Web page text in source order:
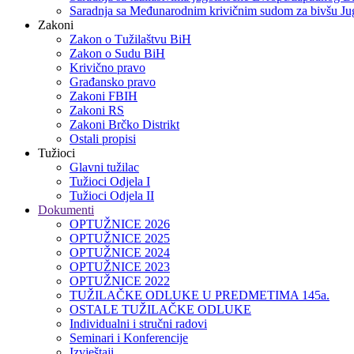
Saradnja sa Međunarodnim krivičnim sudom za bivšu
Zakoni
Zakon o Тužilaštvu BiH
Zakon o Sudu BiH
Krivično pravo
Građansko pravo
Zakoni FBIH
Zakoni RS
Zakoni Brčko Distrikt
Ostali propisi
Tužioci
Glavni tužilac
Tužioci Odjela I
Tužioci Odjela II
Dokumenti
OPTUŽNICE 2026
OPTUŽNICE 2025
OPTUŽNICE 2024
OPTUŽNICE 2023
OPTUŽNICE 2022
TUŽILAČKE ODLUKE U PREDMETIMA 145a.
OSTALE TUŽILAČKE ODLUKE
Individualni i stručni radovi
Seminari i Konferencije